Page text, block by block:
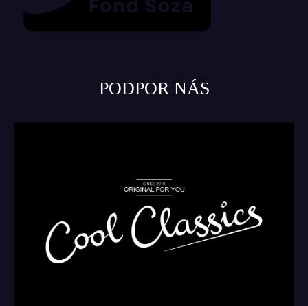
PODPOR NÁS